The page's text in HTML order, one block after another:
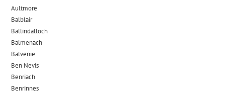
Aultmore
Balblair
Ballindalloch
Balmenach
Balvenie
Ben Nevis
Benriach
Benrinnes